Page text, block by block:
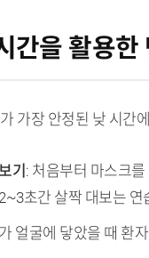
간을 활용한
가장 안정된 낮 시간
기 : 처음부터 마스크
초간 살짝 대보는 연
얼굴에 닿았을 때 환